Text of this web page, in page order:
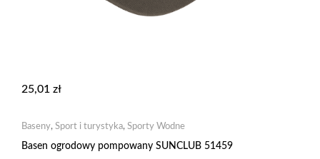
25,01 zł
Baseny, Sport i turystyka, Sporty Wodne
Basen ogrodowy pompowany SUNCLUB 51459